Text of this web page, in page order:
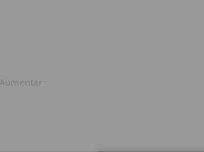
Aumentar